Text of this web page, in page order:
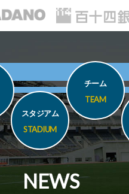
スタジアム
STADIUM
チーム
TEAM
NEWS